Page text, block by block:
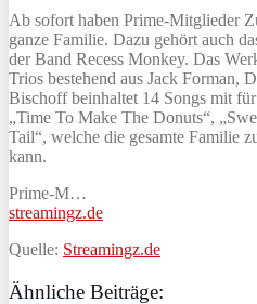
Ab sofort haben Prime-Mitglieder
ganze Familie. Dazu gehört auch
der Band Recess Monkey. Das
Trios bestehend aus Jack Forman,
Bischoff beinhaltet 14 Songs mit
„Time To Make The Donuts“,
Tail“, welche die gesamte Familie
kann.
Prime-M…
streamingz.de
Quelle: Streamingz.de
Ähnliche Beiträge: